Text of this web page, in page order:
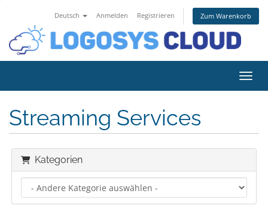
Deutsch Anmelden Registrieren Zum Warenkorb
Streaming Services
Kategorien